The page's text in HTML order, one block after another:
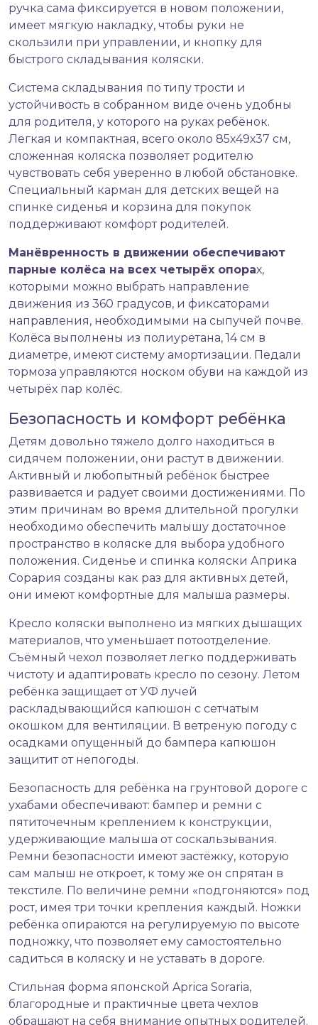
ручка сама фиксируется в новом положении,
имеет мягкую накладку, чтобы руки не
скользили при управлении, и кнопку для
быстрого складывания коляски.
Система складывания по типу трости и
устойчивость в собранном виде очень удобны
для родителя, у которого на руках ребёнок.
Легкая и компактная, всего около 85х49х37 см,
сложенная коляска позволяет родителю
чувствовать себя уверенно в любой обстановке.
Специальный карман для детских вещей на
спинке сиденья и корзина для покупок
поддерживают комфорт родителей.
Манёвренность в движении обеспечивают
парные колёса на всех четырёх опорах,
которыми можно выбрать направление
движения из 360 градусов, и фиксаторами
направления, необходимыми на сыпучей почве.
Колёса выполнены из полиуретана, 14 см в
диаметре, имеют систему амортизации. Педали
тормоза управляются носком обуви на каждой из
четырёх пар колёс.
Безопасность и комфорт ребёнка
Детям довольно тяжело долго находиться в
сидячем положении, они растут в движении.
Активный и любопытный ребёнок быстрее
развивается и радует своими достижениями. По
этим причинам во время длительной прогулки
необходимо обеспечить малышу достаточное
пространство в коляске для выбора удобного
положения. Сиденье и спинка коляски Априка
Сорария созданы как раз для активных детей,
они имеют комфортные для малыша размеры.
Кресло коляски выполнено из мягких дышащих
материалов, что уменьшает потоотделение.
Съёмный чехол позволяет легко поддерживать
чистоту и адаптировать кресло по сезону. Летом
ребёнка защищает от УФ лучей
раскладывающийся капюшон с сетчатым
окошком для вентиляции. В ветреную погоду с
осадками опущенный до бампера капюшон
защитит от непогоды.
Безопасность для ребёнка на грунтовой дороге с
ухабами обеспечивают: бампер и ремни с
пятиточечным креплением к конструкции,
удерживающие малыша от соскальзывания.
Ремни безопасности имеют застёжку, которую
сам малыш не откроет, к тому же он спрятан в
текстиле. По величине ремни «подгоняются» под
рост, имея три точки крепления каждый. Ножки
ребёнка опираются на регулируемую по высоте
подножку, что позволяет ему самостоятельно
садиться в коляску и не уставать в дороге.
Стильная форма японской Aprica Soraria,
благородные и практичные цвета чехлов
обращают на себя внимание опытных родителей.